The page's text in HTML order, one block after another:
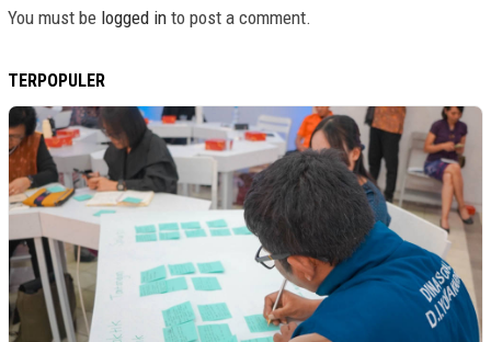
You must be logged in to post a comment.
TERPOPULER